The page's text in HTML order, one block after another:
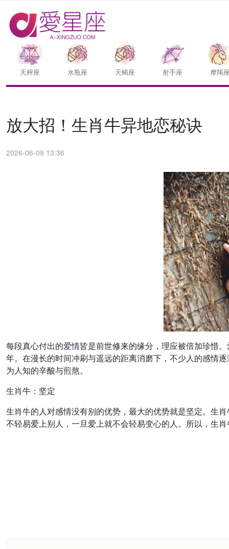
天枰座 水瓶座 天蝎座 射手座 摩羯
放大招！生肖牛异地恋秘诀
2026-06-09 13:36
每段真心付出的爱情皆是前世修来的缘分，理应被倍加珍惜
年。在漫长的时间冲刷与遥远的距离消磨下，不少人的感情
为人知的辛酸与煎熬。
生肖牛：坚定
生肖牛的人对感情没有别的优势，最大的优势就是坚定。生
不轻易爱上别人，一旦爱上就不会轻易变心的人。所以，生